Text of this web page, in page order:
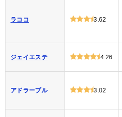
ラココ 3.62
ジェイエステ 4.26
アドラーブル 3.02